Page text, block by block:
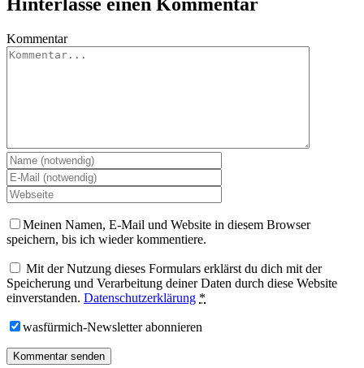
Kommentar
Meinen Namen, E-Mail und Website in diesem Browser
speichern, bis ich wieder kommentiere.
Mit der Nutzung dieses Formulars erklärst du dich mit der
Speicherung und Verarbeitung deiner Daten durch diese Website
einverstanden. Datenschutzerklärung *
wasfürmich-Newsletter abonnieren